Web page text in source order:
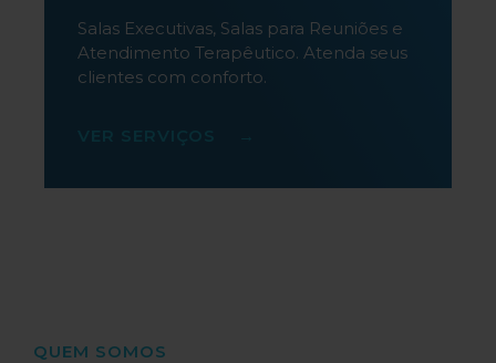
Salas Executivas, Salas para Reuniões e
Atendimento Terapêutico. Atenda seus
clientes com conforto.
QUEM SOMOS